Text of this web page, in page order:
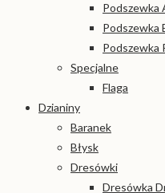
Podszewka
Podszewka
Podszewka
Specjalne
Flaga
Dzianiny
Baranek
Błysk
Dresówki
Dresówka